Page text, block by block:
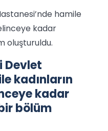
hamile
kadar
oluşturuldu.
Devlet
kadınların
kadar
bölüm